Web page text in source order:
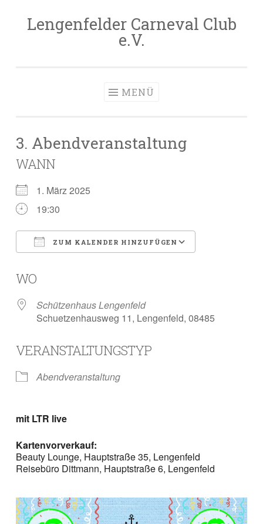
ZumLengenfelder Carneval Club
e.V.
MENÜ
3. Abendveranstaltung
WANN
1. März 2025
19:30
ZUM KALENDER HINZUFÜGEN
WO
Schützenhaus Lengenfeld
Schuetzenhausweg 11, Lengenfeld, 08485
VERANSTALTUNGSTYP
Abendveranstaltung
mit LTR live
Kartenvorverkauf:
Beauty Lounge, Hauptstraße 35, Lengenfeld
Reisebüro Dittmann, Hauptstraße 6, Lengenfeld